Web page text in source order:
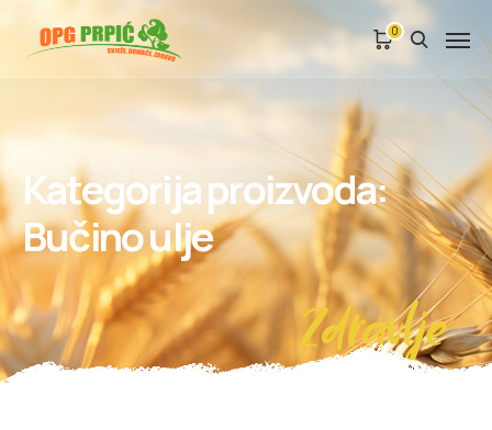
0
Kategorija proizvoda:
Bučino ulje
Zdravlje